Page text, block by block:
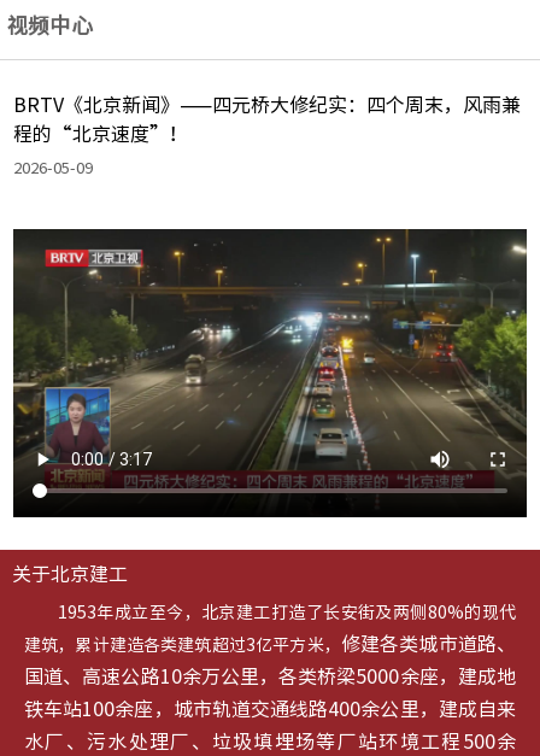
视频中心
BRTV《北京新闻》——四元桥大修纪实：四个周末，风雨兼
程的“北京速度”！
2026-05-09
关于北京建工
1953年成立至今，北京建工打造了长安街及两侧80%的现代
建筑，累计建造各类建筑超过3亿平方米， 修建各类城市道路、
国道、高速公路10余万公里，各类桥梁5000余座，建成地
铁车站100余座，城市轨道交通线路400余公里，建成自来
水厂、污水处理厂、垃圾填埋场等厂站环境工程500余